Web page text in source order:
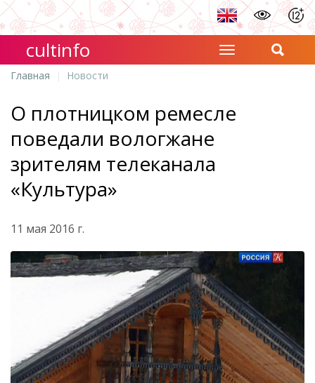
cultinfo
Главная Новости
О плотницком ремесле
поведали вологжане
зрителям телеканала
«Культура»
11 мая 2016 г.